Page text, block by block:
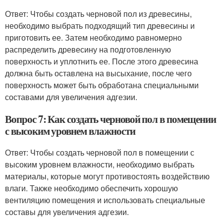
Ответ: Чтобы создать черновой пол из древесины,
необходимо выбрать подходящий тип древесины и
приготовить ее. Затем необходимо равномерно
распределить древесину на подготовленную
поверхность и уплотнить ее. После этого древесина
должна быть оставлена на высыхание, после чего
поверхность может быть обработана специальными
составами для увеличения адгезии.
Вопрос 7: Как создать черновой пол в помещении
с высоким уровнем влажности
Ответ: Чтобы создать черновой пол в помещении с
высоким уровнем влажности, необходимо выбрать
материалы, которые могут противостоять воздействию
влаги. Также необходимо обеспечить хорошую
вентиляцию помещения и использовать специальные
составы для увеличения адгезии.